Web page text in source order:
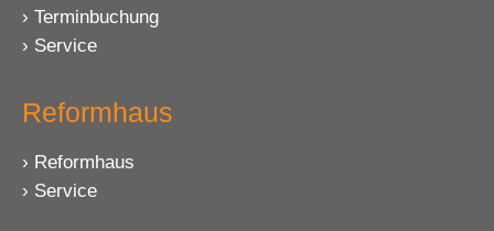
Terminbuchung
Service
Reformhaus
Reformhaus
Service